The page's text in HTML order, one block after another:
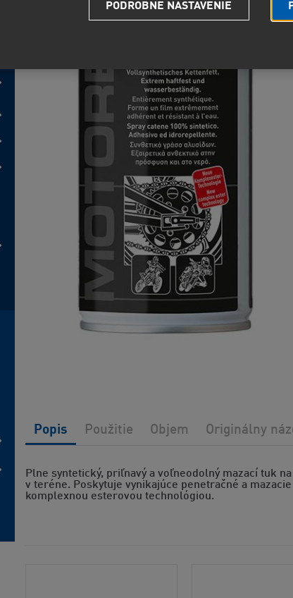
Plne syntetický, priľnavý a voľneodolný mazací tuk
v teréne. Poskytuje vynikajúce penetračné a
komplexnou esterovou technológiou.
Popis Použitie Objem Originálny
PODROBNÉ NASTAVENIE